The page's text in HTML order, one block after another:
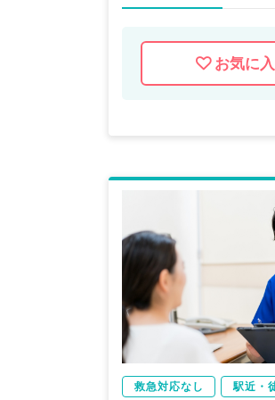
お気に
救急対応なし 駅近・